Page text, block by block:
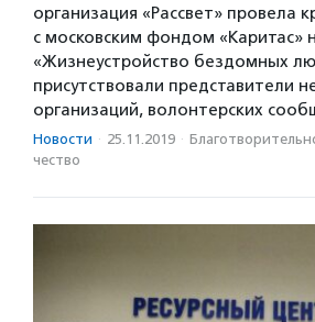
организация «Рассвет» провела
с московским фондом «Каритас»
«Жизнеустройство бездомных
присутствовали представители
организаций, волонтерских
Новости · 25.11.2019 ·
чест­во